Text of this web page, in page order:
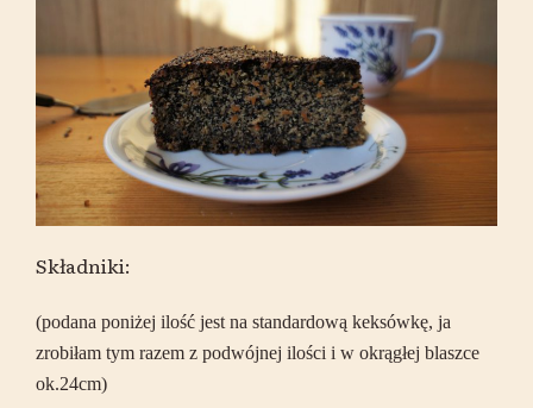
Składniki:
(podana poniżej ilość jest na standardową keksówkę, ja
zrobiłam tym razem z podwójnej ilości i w okrągłej blaszce
ok.24cm)